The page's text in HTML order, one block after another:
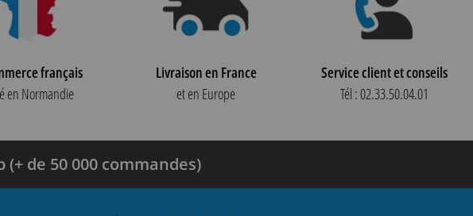
français
en Normandie
Livraison en France
et en Europe
Service client et conseils
Tél : 02.33.50.04.01
de 50 000 commandes)